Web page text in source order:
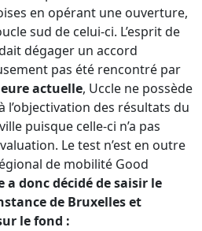
en opérant une ouverture,
sud de celui-ci. L’esprit de
dégager un accord
pas été rencontré par
actuelle, Uccle ne possède
l’objectivation des résultats du
puisque celle-ci n’a pas
Le test n’est en outre
de mobilité Good
a donc décidé de saisir le
de Bruxelles et
le fond :